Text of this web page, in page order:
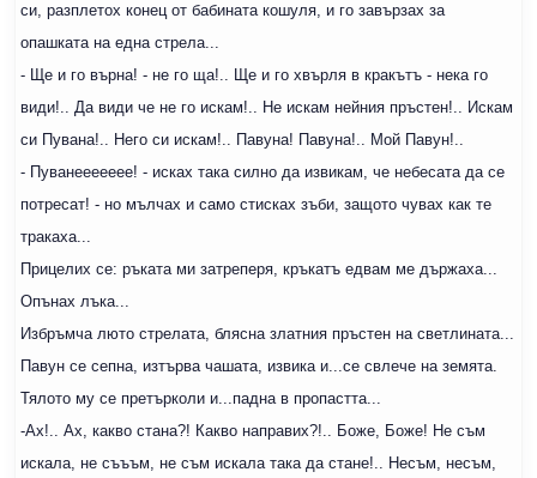
си, разплетох конец от бабината кошуля, и го завързах за
опашката на една стрела...
- Ще и го върна! - не го ща!.. Ще и го хвърля в кракътъ - нека го
види!.. Да види че не го искам!.. Не искам нейния пръстен!.. Искам
си Пувана!.. Него си искам!.. Павуна! Павуна!.. Мой Павун!..
- Пуванеееееее! - исках така силно да извикам, че небесата да се
потресат! - но мълчах и само стисках зъби, защото чувах как те
тракаха...
Прицелих се: ръката ми затреперя, кръкатъ едвам ме държаха...
Опънах лъка...
Избръмча люто стрелата, блясна златния пръстен на светлината...
Павун се сепна, изтърва чашата, извика и...се свлече на земята.
Тялото му се претърколи и...падна в пропастта...
-Ах!.. Ах, какво стана?! Какво направих?!.. Боже, Боже! Не съм
искала, не съъъм, не съм искала така да стане!.. Несъм, несъм,